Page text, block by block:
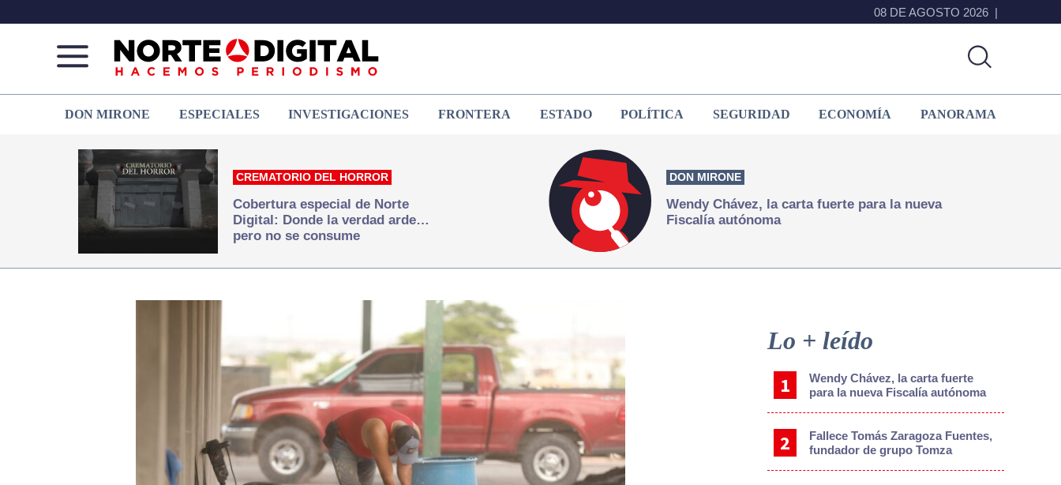
08 DE AGOSTO 2026
de
Juárez
que
hacemos periodismo
DON MIRONE ESPECIALES INVESTIGACIONES FRONTERA ESTADO POLÍTICA SEGURIDAD ECONOMÍA PANORAMA
CREMATORIO DEL HORROR
Cobertura especial de Norte
Digital: Donde la verdad arde…
pero no se consume
DON MIRONE
Wendy Chávez, la carta fuerte para la nueva
Fiscalía autónoma
Sidebar
Lo + leído
Wendy Chávez, la carta fuerte
para la nueva Fiscalía autónoma
Fallece Tomás Zaragoza Fuentes,
fundador de grupo Tomza